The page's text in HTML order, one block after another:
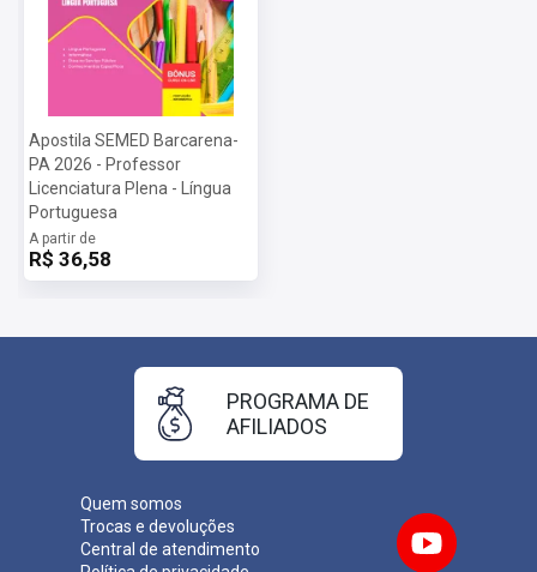
Apostila SEMED Barcarena-
PA 2026 - Professor
Licenciatura Plena - Língua
Portuguesa
A partir de
R$ 36,58
Quem somos
Trocas e devoluções
Central de atendimento
PROGRAMA DE
AFILIADOS